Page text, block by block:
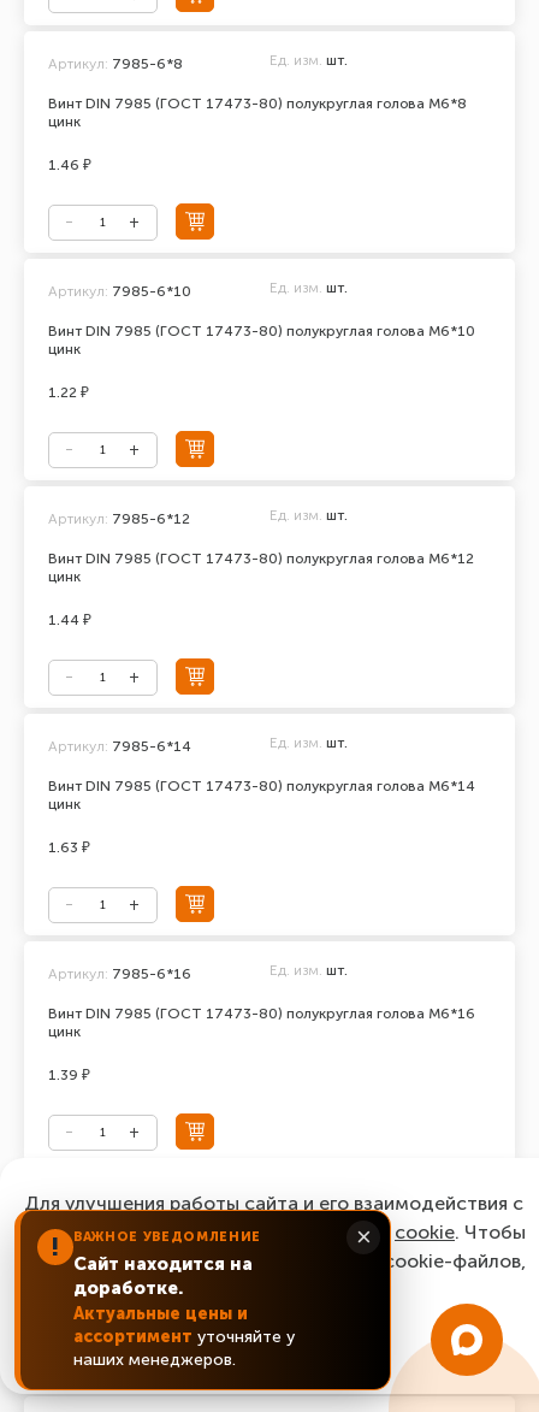
Винт DIN 7985 (ГОСТ 17473-80) полукруглая голова М6*8
цинк
Артикул: 7985-6*8 Ед. изм. шт.
1.46 ₽
Винт DIN 7985 (ГОСТ 17473-80) полукруглая голова М6*10
цинк
Артикул: 7985-6*10 Ед. изм. шт.
1.22 ₽
Винт DIN 7985 (ГОСТ 17473-80) полукруглая голова М6*12
цинк
Артикул: 7985-6*12 Ед. изм. шт.
1.44 ₽
Винт DIN 7985 (ГОСТ 17473-80) полукруглая голова М6*14
цинк
Артикул: 7985-6*14 Ед. изм. шт.
1.63 ₽
Винт DIN 7985 (ГОСТ 17473-80) полукруглая голова М6*16
цинк
Артикул: 7985-6*16 Ед. изм. шт.
1.39 ₽
Винт DIN 7985 (ГОСТ 17473-80) полукруглая голова М6*18
цинк
Артикул: 7985-6*18 Ед. изм. шт.
1.82 ₽
! ВАЖНОЕ УВЕДОМЛЕНИЕ
Сайт находится на
доработке.
Актуальные цены и
ассортимент уточняйте у
наших менеджеров.
×
Для улучшения работы сайта и его взаимодействия с
пользователями мы используем файлы cookie. Чтобы
согласиться с нашим использованием cookie-файлов,
нажмите “Ок, понятно!”
ОК, понятно!